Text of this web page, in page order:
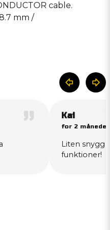
cable.
mm /
Kai
for 2
Liten snygg
funktioner!